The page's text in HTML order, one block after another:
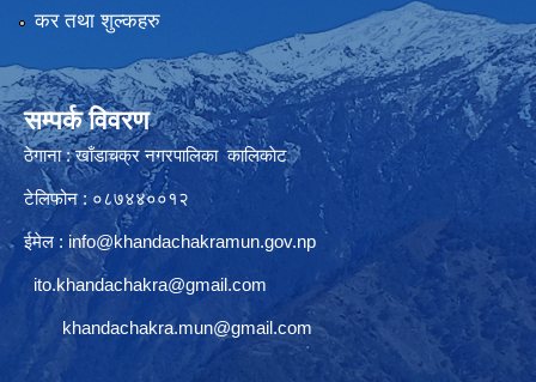
कर तथा शुल्कहरु
सम्पर्क विवरण
ठेगाना : खाँडाचक्र नगरपालिका कालिकाेट
टेलिफोन : ०८७४४००१२
ईमेल : info@khandachakramun.gov.np
ito.khandachakra@gmail.com
khandachakra.mun@gmail.com